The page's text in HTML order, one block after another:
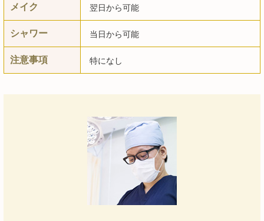
メイク 翌日から可能
シャワー 当日から可能
注意事項 特になし